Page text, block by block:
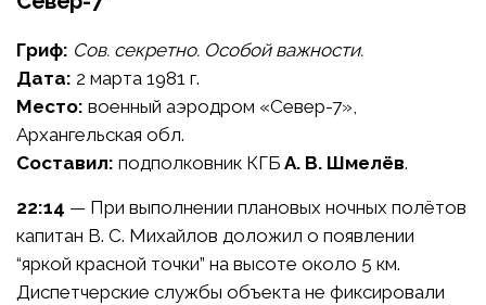
Гриф: Сов. секретно. Особой важности.
Дата: 2 марта 1981 г.
Место: военный аэродром «Север-7»,
Архангельская обл.
Составил: подполковник КГБ А. В. Шмелёв.
22:14 — При выполнении плановых ночных полётов
капитан В. С. Михайлов доложил о появлении
“яркой красной точки” на высоте около 5 км.
Диспетчерские службы объекта не фиксировали